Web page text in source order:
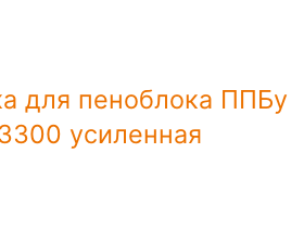
для пеноблока ППБу
усиленная